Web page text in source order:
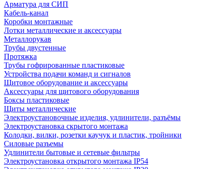
Арматура для СИП
Кабель-канал
Коробки монтажные
Лотки металлические и аксессуары
Металлорукав
Трубы двустенные
Протяжка
Трубы гофрированные пластиковые
Устройства подачи команд и сигналов
Щитовое оборудование и аксессуары
Аксессуары для щитового оборудования
Боксы пластиковые
Щиты металлические
Электроустановочные изделия, удлинители, разъёмы
Электроустановка скрытого монтажа
Колодки, вилки, розетки каучук и пластик, тройники
Силовые разъемы
Удлинители бытовые и сетевые фильтры
Электроустановка открытого монтажа IP54